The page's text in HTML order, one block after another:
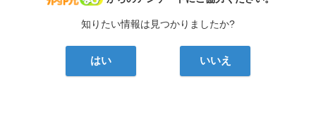
知りたい情報は見つかりましたか?
はい いいえ